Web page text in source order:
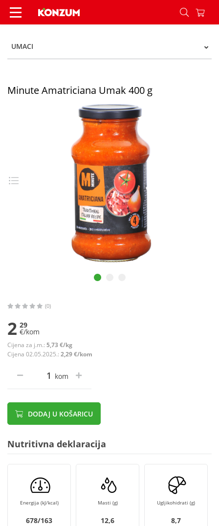
Minute Amatriciana Umak 400 g - Konzum
UMACI
Minute Amatriciana Umak 400 g
(0)
2 29
€/kom
Cijena za j.m.: 5,73 €/kg
Cijena 02.05.2025.: 2,29 €/kom
kom
DODAJ U KOŠARICU
Nutritivna deklaracija
Energija (kJ/kcal)
678/163
Masti (g)
12,6
Ugljikohidrati (g)
8,7